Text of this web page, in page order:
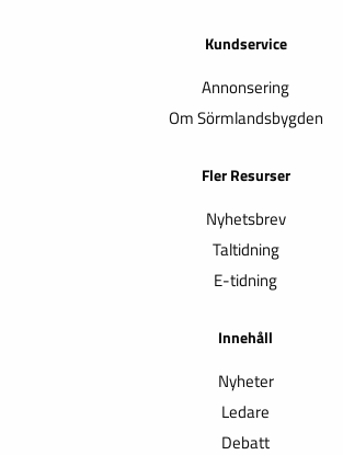
Kundservice
Annonsering
Om Sörmlandsbygden
Fler Resurser
Nyhetsbrev
Taltidning
E-tidning
Innehåll
Nyheter
Ledare
Debatt